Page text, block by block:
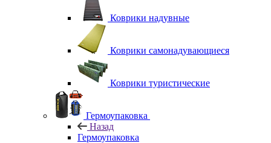
Коврики надувные
Коврики самонадувающиеся
Коврики туристические
Гермоупаковка
Назад
Гермоупаковка